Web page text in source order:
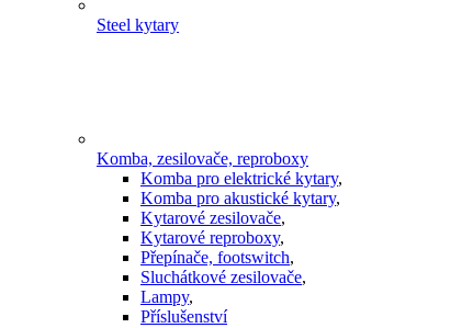
Steel kytary
Komba, zesilovače, reproboxy
Komba pro elektrické kytary,
Komba pro akustické kytary,
Kytarové zesilovače,
Kytarové reproboxy,
Přepínače, footswitch,
Sluchátkové zesilovače,
Lampy,
Příslušenství